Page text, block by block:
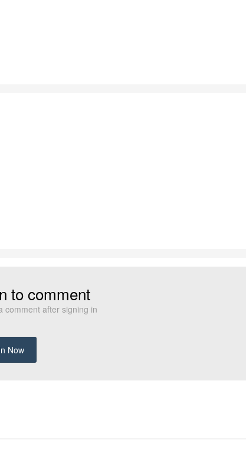
to comment
comment after signing in
Now